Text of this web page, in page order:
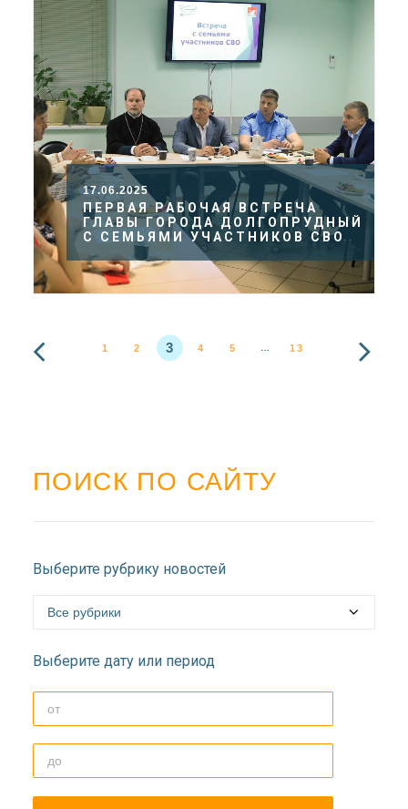
17.06.2025
ПЕРВАЯ РАБОЧАЯ ВСТРЕЧА
ГЛАВЫ ГОРОДА ДОЛГОПРУДНЫЙ
С СЕМЬЯМИ УЧАСТНИКОВ СВО
1 2 3 4 5 … 13
ПОИСК ПО САЙТУ
Выберите рубрику новостей
Выберите дату или период